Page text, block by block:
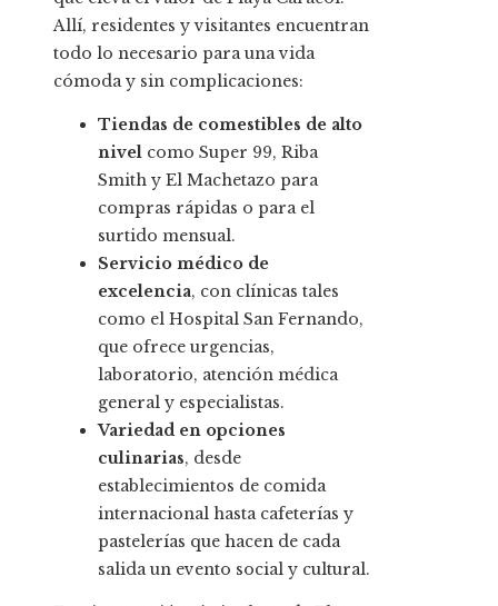
Allí, residentes y visitantes encuentran
todo lo necesario para una vida
cómoda y sin complicaciones:
Tiendas de comestibles de alto
nivel como Super 99, Riba
Smith y El Machetazo para
compras rápidas o para el
surtido mensual.
Servicio médico de
excelencia, con clínicas tales
como el Hospital San Fernando,
que ofrece urgencias,
laboratorio, atención médica
general y especialistas.
Variedad en opciones
culinarias, desde
establecimientos de comida
internacional hasta cafeterías y
pastelerías que hacen de cada
salida un evento social y cultural.